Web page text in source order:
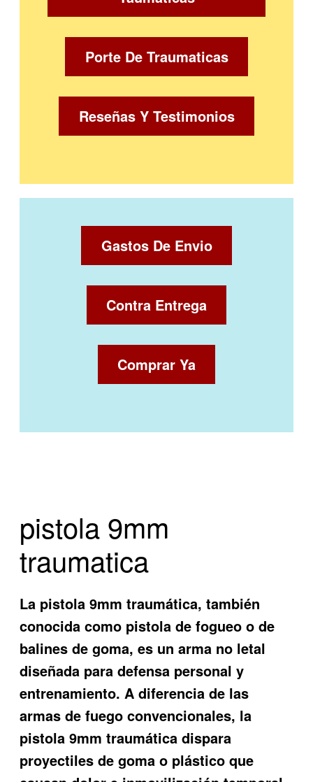
Porte De Traumaticas
Reseñas Y Testimonios
Gastos De Envio
Contra Entrega
Comprar Ya
pistola 9mm
traumatica
La pistola 9mm traumática, también
conocida como pistola de fogueo o de
balines de goma, es un arma no letal
diseñada para defensa personal y
entrenamiento. A diferencia de las
armas de fuego convencionales, la
pistola 9mm traumática dispara
proyectiles de goma o plástico que